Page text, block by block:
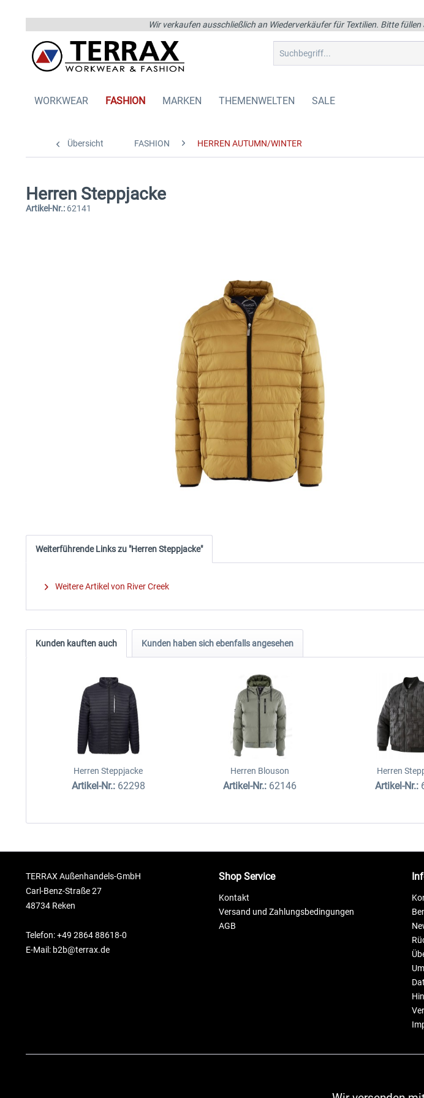
Wir verkaufen ausschließlich an Wiederverkäufer für Textilien. Bitte
WORKWEAR FASHION MARKEN THEMENWELTEN SALE
Übersicht FASHION HERREN AUTUMN/WINTER
Herren Steppjacke
Artikel-Nr.: 62141
Weiterführende Links zu "Herren Steppjacke"
Weitere Artikel von River Creek
Kunden kauften auch Kunden haben sich ebenfalls angesehen
Herren Steppjacke
Artikel-Nr.: 62298
Herren Blouson
Artikel-Nr.: 62146
Herren
Artikel-Nr.:
TERRAX Außenhandels-GmbH
Carl-Benz-Straße 27
48734 Reken
Telefon: +49 2864 88618-0
E-Mail: b2b@terrax.de
Shop Service
Kontakt
Versand und Zahlungsbedingungen
AGB